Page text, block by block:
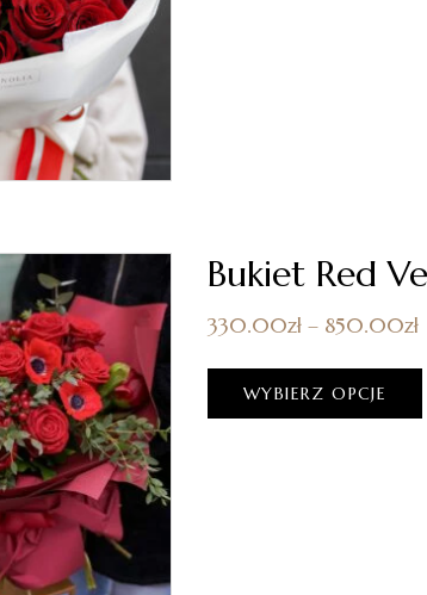
Bukiet Red
330.00zł– 850.00zł
WYBIERZ OPCJE